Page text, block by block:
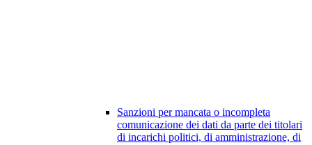
Sanzioni per mancata o incompleta
comunicazione dei dati da parte dei titolari
di incarichi politici, di amministrazione, di